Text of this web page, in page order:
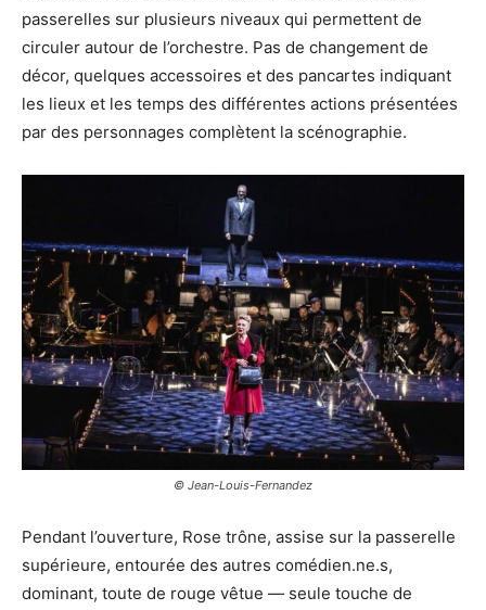
passerelles sur plusieurs niveaux qui permettent de
circuler autour de l’orchestre. Pas de changement de
décor, quelques accessoires et des pancartes indiquant
les lieux et les temps des différentes actions présentées
par des personnages complètent la scénographie.
© Jean-Louis-Fernandez
Pendant l’ouverture, Rose trône, assise sur la passerelle
supérieure, entourée des autres comédien.ne.s,
dominant, toute de rouge vêtue — seule touche de